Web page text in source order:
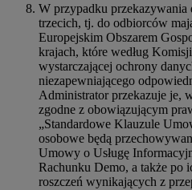
W przypadku
trzecich, tj. do odbiorców
Europejskim Obszarem
krajach, które według
wystarczającej ochrony
niezapewniającego
Administrator przekazuje je,
zgodne z obowiązującym
„Standardowe Klauzule
osobowe będą
Umowy o Usługę
Rachunku Demo, a także po
roszczeń wynikających z